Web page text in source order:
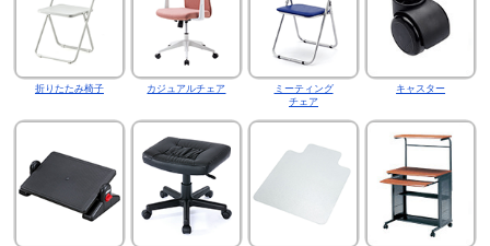
折りたたみ椅子 カジュアルチェア
ミーティング
チェア
キャスター